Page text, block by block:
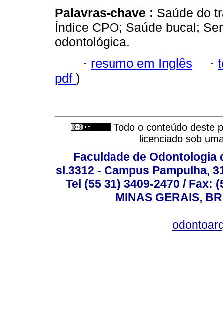
Palavras-chave : Saúde do
Índice CPO; Saúde bucal;
odontológica.
· resumo em Inglês ·
pdf )
Todo o conteúdo deste
licenciado sob
Faculdade de Odontologia
sl.3312 - Campus Pampulha,
Tel (55 31) 3409-2470 / Fax:
MINAS GERAIS,